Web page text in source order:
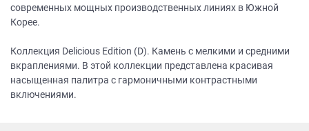
современных мощных производственных линиях в Южной
Корее.
Коллекция Delicious Edition (D). Камень с мелкими и средними
вкраплениями. В этой коллекции представлена красивая
насыщенная палитра с гармоничными контрастными
включениями.